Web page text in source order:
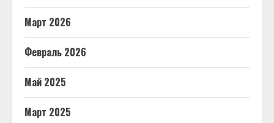
Март 2026
Февраль 2026
Май 2025
Март 2025